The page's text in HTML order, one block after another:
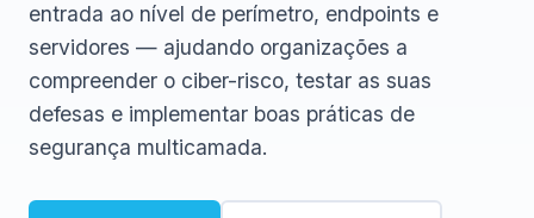
entrada ao nível de perímetro, endpoints e
servidores — ajudando organizações a
compreender o ciber-risco, testar as suas
defesas e implementar boas práticas de
segurança multicamada.